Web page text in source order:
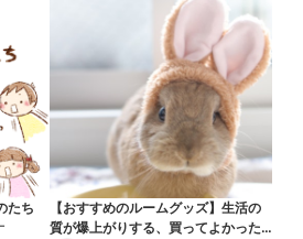
たち
【おすすめのルームグッズ】生活の
質が爆上がりする、買ってよかった